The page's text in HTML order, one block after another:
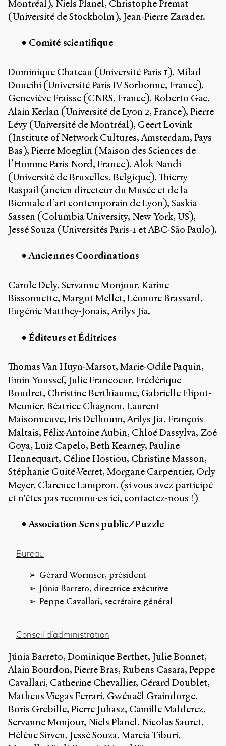
Montréal), Niels Planel, Christophe Premat
(Université de Stockholm), Jean-Pierre Zarader.
Comité scientifique
Dominique Chateau (Université Paris 1), Milad
Doueihi (Université Paris IV Sorbonne, France),
Geneviève Fraisse (CNRS, France), Roberto Gac,
Alain Kerlan (Université de Lyon 2, France), Pierre
Lévy (Université de Montréal), Geert Lovink
(Institute of Network Cultures, Amsterdam, Pays
Bas), Pierre Moeglin (Maison des Sciences de
l’Homme Paris Nord, France), Alok Nandi
(Université de Bruxelles, Belgique), Thierry
Raspail (ancien directeur du Musée et de la
Biennale d’art contemporain de Lyon), Saskia
Sassen (Columbia University, New York, US),
Jessé Souza (Universités Paris-1 et ABC-São Paulo).
Anciennes Coordinations
Carole Dely, Servanne Monjour, Karine
Bissonnette, Margot Mellet, Léonore Brassard,
Eugénie Matthey-Jonais, Arilys Jia.
Éditeurs et Éditrices
Thomas Van Huyn-Marsot, Marie-Odile Paquin,
Emin Youssef, Julie Francoeur, Frédérique
Boudret, Christine Berthiaume, Gabrielle Flipot-
Meunier, Béatrice Chagnon, Laurent
Maisonneuve, Iris Delhoum, Arilys Jia, François
Maltais, Félix-Antoine Aubin, Chloé Dassylva, Zoé
Goya, Luiz Capelo, Beth Kearney, Pauline
Hennequart, Céline Hostiou, Christine Masson,
Stéphanie Guité-Verret, Morgane Carpentier, Orly
Meyer, Clarence Lampron. (si vous avez participé
et n'êtes pas reconnu·e·s ici, contactez-nous !)
Association Sens public/Puzzle
Bureau
Gérard Wormser, président
Júnia Barreto, directrice exécutive
Peppe Cavallari, secrétaire général
Conseil d’administration
Júnia Barreto, Dominique Berthet, Julie Bonnet,
Alain Bourdon, Pierre Bras, Rubens Casara, Peppe
Cavallari, Catherine Chevallier, Gérard Doublet,
Matheus Viegas Ferrari, Gwénaël Graindorge,
Boris Grebille, Pierre Juhasz, Camille Malderez,
Servanne Monjour, Niels Planel, Nicolas Sauret,
Hélène Sirven, Jessé Souza, Marcia Tiburi,